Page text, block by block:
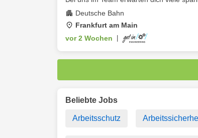
Deutsche Bahn
Frankfurt am Main
vor 2 Wochen
Beliebte Jobs
Arbeitsschutz